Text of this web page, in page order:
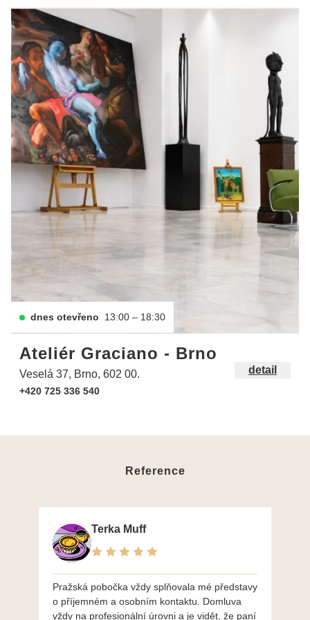
dnes otevřeno 13:00 – 18:30
Ateliér Graciano - Brno
Veselá 37, Brno, 602 00.
+420 725 336 540
detail
Reference
Terka Muff
Pražská pobočka vždy splňovala mé představy
o příjemném a osobním kontaktu. Domluva
vždy na profesionální úrovni a je vidět, že paní